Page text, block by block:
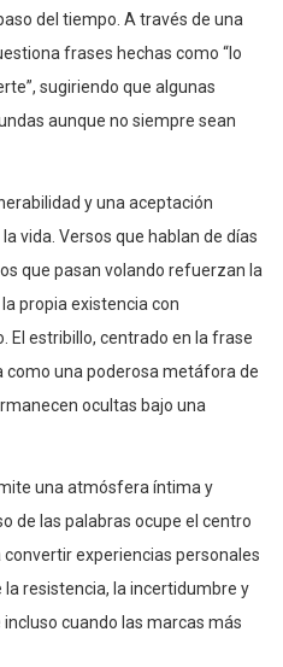
del tiempo. A través de una
frases hechas como “lo
sugiriendo que algunas
aunque no siempre sean
y una aceptación
vida. Versos que hablan de días
que pasan volando refuerzan la
propia existencia con
El estribillo, centrado en la frase
como una poderosa metáfora de
ocultas bajo una
una atmósfera íntima y
de las palabras ocupe el centro
experiencias personales
resistencia, la incertidumbre y
cuando las marcas más